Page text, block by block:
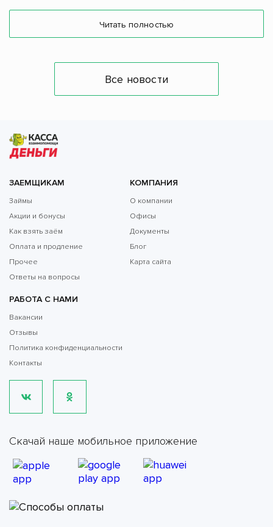
Читать полностью
Все новости
ЗАЕМЩИКАМ
Займы
Акции и бонусы
Как взять заём
Оплата и продление
Прочее
Ответы на вопросы
КОМПАНИЯ
О компании
Офисы
Документы
Блог
Карта сайта
РАБОТА С НАМИ
Вакансии
Отзывы
Политика конфиденциальности
Контакты
Скачай наше мобильное приложение